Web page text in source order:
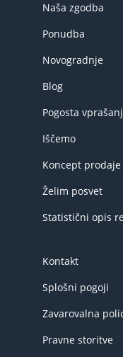
Naša zgodba
Ponudba
Novogradnje
Blog
Pogosta
Iščemo
Koncept prodaje
Želim posvet
Statistični opis
Kontakt
Splošni pogoji
Zavarovalna
Pravne storitve